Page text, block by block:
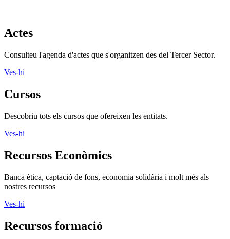
Actes
Consulteu l'agenda d'actes que s'organitzen des del Tercer Sector.
Ves-hi
Cursos
Descobriu tots els cursos que ofereixen les entitats.
Ves-hi
Recursos Econòmics
Banca ètica, captació de fons, economia solidària i molt més als
nostres recursos
Ves-hi
Recursos formació